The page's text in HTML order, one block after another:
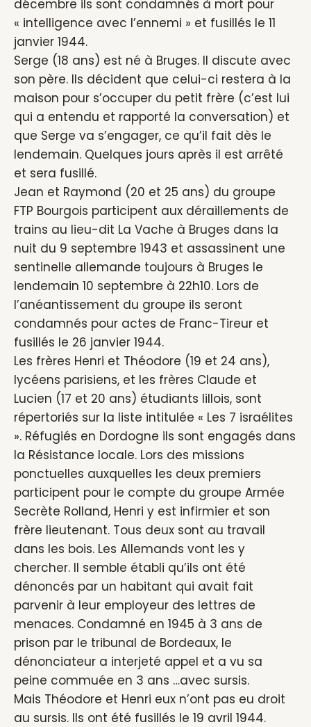
décembre ils sont condamnés à mort pour
« intelligence avec l’ennemi » et fusillés le 11
janvier 1944.
Serge (18 ans) est né à Bruges. Il discute avec
son père. Ils décident que celui-ci restera à la
maison pour s’occuper du petit frère (c’est lui
qui a entendu et rapporté la conversation) et
que Serge va s’engager, ce qu’il fait dès le
lendemain. Quelques jours après il est arrêté
et sera fusillé.
Jean et Raymond (20 et 25 ans) du groupe
FTP Bourgois participent aux déraillements de
trains au lieu-dit La Vache à Bruges dans la
nuit du 9 septembre 1943 et assassinent une
sentinelle allemande toujours à Bruges le
lendemain 10 septembre à 22h10. Lors de
l’anéantissement du groupe ils seront
condamnés pour actes de Franc-Tireur et
fusillés le 26 janvier 1944.
Les frères Henri et Théodore (19 et 24 ans),
lycéens parisiens, et les frères Claude et
Lucien (17 et 20 ans) étudiants lillois, sont
répertoriés sur la liste intitulée « Les 7 israélites
». Réfugiés en Dordogne ils sont engagés dans
la Résistance locale. Lors des missions
ponctuelles auxquelles les deux premiers
participent pour le compte du groupe Armée
Secrète Rolland, Henri y est infirmier et son
frère lieutenant. Tous deux sont au travail
dans les bois. Les Allemands vont les y
chercher. Il semble établi qu’ils ont été
dénoncés par un habitant qui avait fait
parvenir à leur employeur des lettres de
menaces. Condamné en 1945 à 3 ans de
prison par le tribunal de Bordeaux, le
dénonciateur a interjeté appel et a vu sa
peine commuée en 3 ans …avec sursis.
Mais Théodore et Henri eux n’ont pas eu droit
au sursis. Ils ont été fusillés le 19 avril 1944.